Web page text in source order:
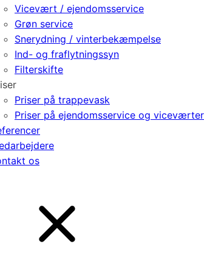
Vicevært / ejendomsservice
Grøn service
Snerydning / vinterbekæmpelse
Ind- og fraflytningssyn
Filterskifte
Priser på trappevask
Priser på ejendomsservice og viceværter
os